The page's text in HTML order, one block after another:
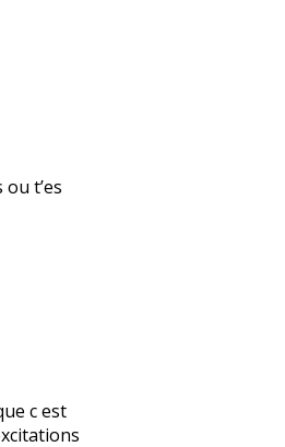
t’es
c est